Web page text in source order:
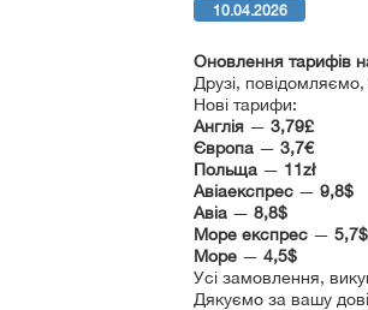
10.04.2026
Оновлення тарифів
Друзі,
Нові тарифи:
Англія — 3,79£
Європа — 3,7€
Польща — 11zł
Авіаекспрес — 9,8$
Авіа — 8,8$
Море експрес — 5,7$
Море — 4,5$
Усі замовлення,
Дякуємо за вашу